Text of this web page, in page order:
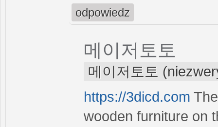
odpowiedz
메이저토토
메이저토토
https://3dicd.com
wooden furniture on